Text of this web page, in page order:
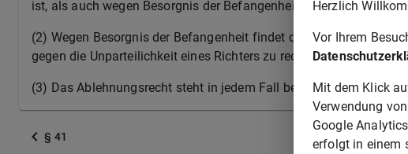
ist, als auch wegen Besorgnis der Befangenheit abgelehnt werden.
(2) Wegen Besorgnis der Befangenheit findet die Ablehnung statt,
gegen die Unparteilichkeit eines Richters zu rechtfertigen.
(3) Das Ablehnungsrecht steht in jedem Fall beiden Parteien zu.
§ 41
Herzlich
Vor Ihrem
Mit dem Klick
Verwendung
Google
erfolgt in einem